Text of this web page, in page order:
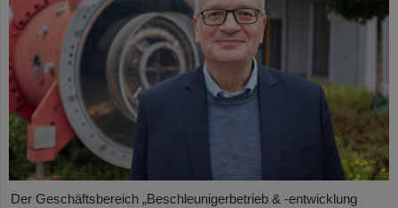
Der Geschäftsbereich „Beschleunigerbetrieb & -entwicklung